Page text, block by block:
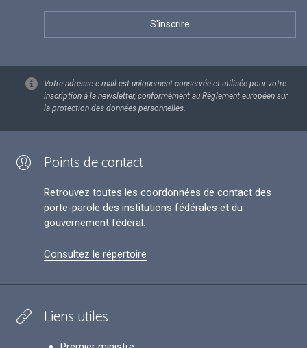
Votre adresse e-mail est uniquement conservée et utilisée pour votre
inscription à la newsletter, conformément au Règlement européen sur
la protection des données personnelles.
Points de contact
Retrouvez toutes les coordonnées de contact des
porte-parole des institutions fédérales et du
gouvernement fédéral.
Consultez le répertoire
Liens utiles